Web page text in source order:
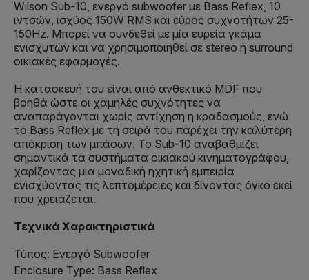
Wilson Sub-10, ενεργό subwoofer με Bass Reflex, 10
ιντσών, ισχύος 150W RMS και εύρος συχνοτήτων 25-
150Hz. Μπορεί να συνδεθεί με μία ευρεία γκάμα
ενισχυτών και να χρησιμοποιηθεί σε stereo ή surround
οικιακές εφαρμογές.
Η κατασκευή του είναι από ανθεκτικό MDF που
βοηθά ώστε οι χαμηλές συχνότητες να
αναπαράγονται χωρίς αντίχηση η κραδασμούς, ενώ
το Bass Reflex με τη σειρά του παρέχει την καλύτερη
απόκριση των μπάσων. Το Sub-10 αναβαθμίζει
σημαντικά τα συστήματα οικιακού κινηματογράφου,
χαρίζοντας μια μοναδική ηχητική εμπειρία
ενισχύοντας τις λεπτομέρειες και δίνοντας όγκο εκεί
που χρειάζεται.
Τεχνικά Χαρακτηριστικά
Τύπος: Ενεργό Subwoofer
Enclosure Type: Bass Reflex